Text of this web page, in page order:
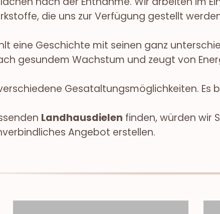
die uns zur Verfügung gestellt
eine Geschichte mit seinen ganz
gesundem Wachstum und zeugt von
Gesataltungsmöglichkeiten. Es
Landhausdielen finden, würden wir
Angebot erstellen.